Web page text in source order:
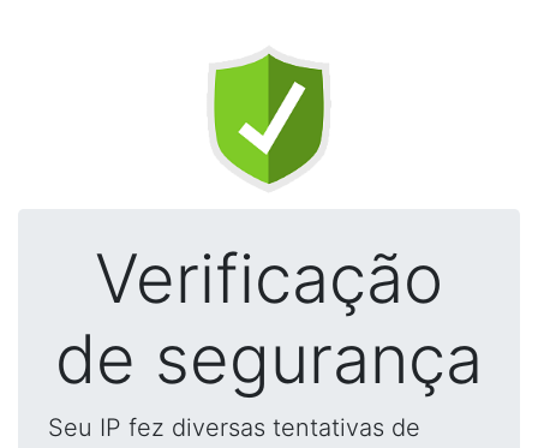
Verificação
de segurança
Seu IP fez diversas tentativas de